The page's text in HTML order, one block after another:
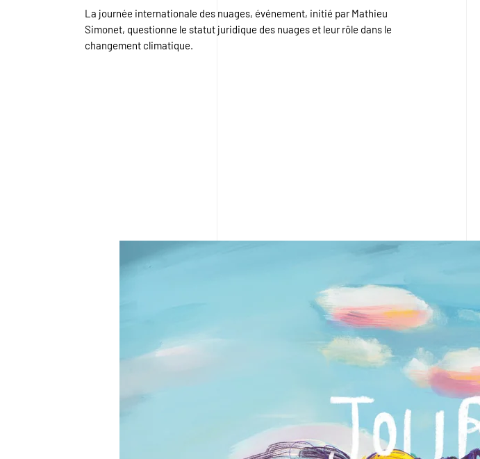
La journée internationale des nuages, événement, initié par Mathieu
Simonet, questionne le statut juridique des nuages et leur rôle dans le
changement climatique.